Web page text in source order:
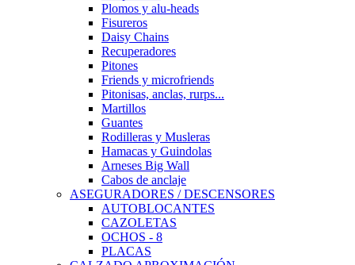
Plomos y alu-heads
Fisureros
Daisy Chains
Recuperadores
Pitones
Friends y microfriends
Pitonisas, anclas, rurps...
Martillos
Guantes
Rodilleras y Musleras
Hamacas y Guindolas
Arneses Big Wall
Cabos de anclaje
ASEGURADORES / DESCENSORES
AUTOBLOCANTES
CAZOLETAS
OCHOS - 8
PLACAS